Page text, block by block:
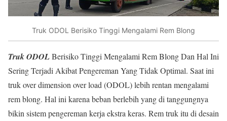
Truk ODOL Berisiko Tinggi Mengalami Rem Blong
Truk ODOLBerisiko Tinggi Mengalami Rem Blong Dan Hal Ini
Sering Terjadi Akibat Pengereman Yang Tidak Optimal. Saat ini
truk over dimension over load (ODOL) lebih rentan mengalami
rem blong. Hal ini karena beban berlebih yang di tanggungnya
bikin sistem pengereman kerja ekstra keras. Rem truk itu di desain